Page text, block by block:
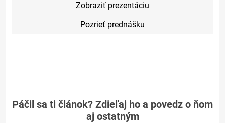
Zobraziť prezentáciu
Pozrieť prednášku
Páčil sa ti článok? Zdieľaj ho a povedz o ňom
aj ostatným